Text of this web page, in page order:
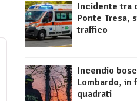
Incidente tra
Ponte Tresa,
traffico
Incendio
Lombardo, in
quadrati